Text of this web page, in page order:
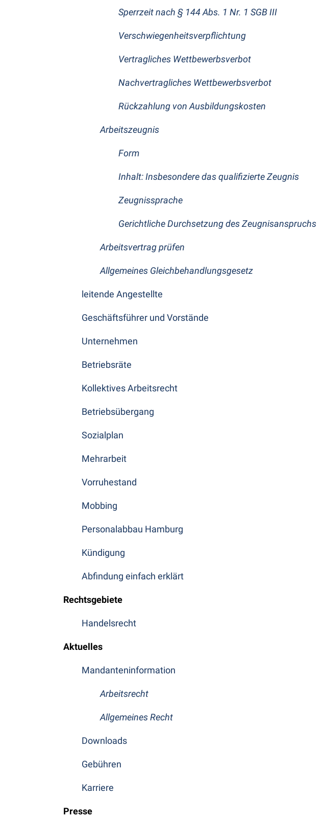
Sperrzeit nach § 144 Abs. 1 Nr. 1 SGB III
Verschwiegenheitsverpflichtung
Vertragliches Wettbewerbsverbot
Nachvertragliches Wettbewerbsverbot
Rückzahlung von Ausbildungskosten
Arbeitszeugnis
Form
Inhalt: Insbesondere das qualifizierte Zeugnis
Zeugnissprache
Gerichtliche Durchsetzung des Zeugnisanspruchs
Arbeitsvertrag prüfen
Allgemeines Gleichbehandlungsgesetz
leitende Angestellte
Geschäftsführer und Vorstände
Unternehmen
Betriebsräte
Kollektives Arbeitsrecht
Betriebsübergang
Sozialplan
Mehrarbeit
Vorruhestand
Mobbing
Personalabbau Hamburg
Kündigung
Abfindung einfach erklärt
Rechtsgebiete
Handelsrecht
Aktuelles
Mandanteninformation
Arbeitsrecht
Allgemeines Recht
Downloads
Gebühren
Karriere
Presse